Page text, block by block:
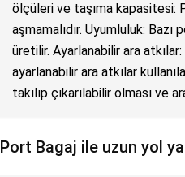
ölçüleri ve taşıma kapasitesi:
aşmamalıdır. Uyumluluk:
üretilir. Ayarlanabilir ara
ayarlanabilir ara atkılar
takılıp çıkarılabilir olması ve
Port Bagaj ile uzun yol